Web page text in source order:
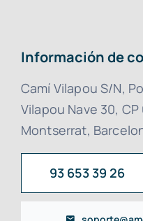
Información de
Camí Vilapou S/N,
Vilapou Nave 30,
Montserrat,
93 653 39 26